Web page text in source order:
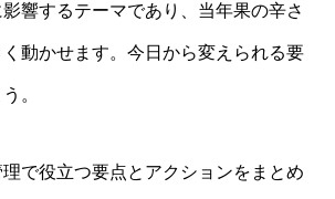
響するテーマであり、当年果の辛さ
動かせます。今日から変えられる要
。
で役立つ要点とアクションをまとめ